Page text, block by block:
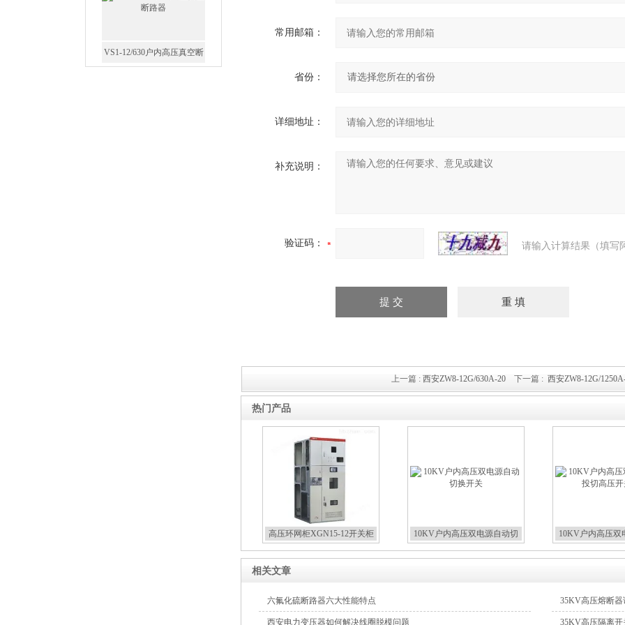
常用邮箱：
省份：
详细地址：
补充说明：
验证码： 请输入计算结果（填写
上一篇 : 西安ZW8-12G/630A-20下一篇 : 西安ZW8-12G/
热门产品
高压环网柜XGN15-12开关柜
10KV户内高压双电源自动切
10KV户内高压双
相关文章
六氟化硫断路器六大性能特点 35KV高压熔断器
西安电力变压器如何解决线圈脱模问题 35KV高压隔离